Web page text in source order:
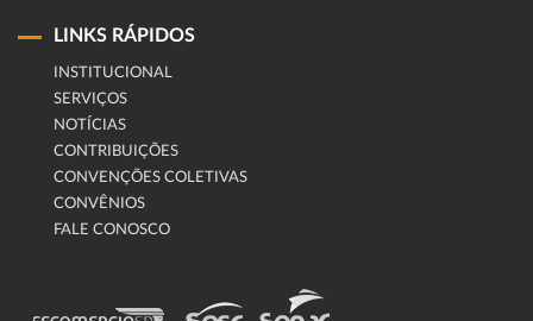
LINKS RÁPIDOS
INSTITUCIONAL
SERVIÇOS
NOTÍCIAS
CONTRIBUIÇÕES
CONVENÇÕES COLETIVAS
CONVÊNIOS
FALE CONOSCO